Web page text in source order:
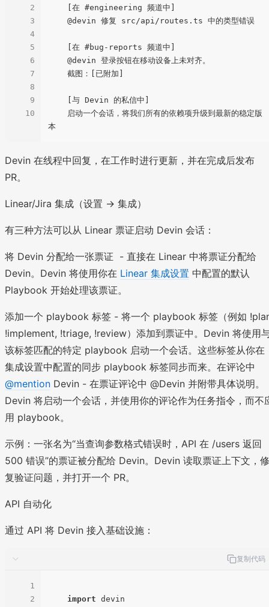
2
3
4
5
6
7
8
9
10
Devin 在线程中回复，在工作时进行更新，并在完成后发布
PR。
Linear/Jira 集成（设置 -> 集成）
有三种方法可以从 Linear 票证启动 Devin 会话：
将 Devin 分配给一张票证 - 直接在 Linear 中将票证分配给
Devin。Devin 将使用你在 Linear 集成设置 中配置的默认
Playbook 开始处理该票证。
添加一个 playbook 标签 - 将一个 playbook 标签（例如
!implement, !triage, !review）添加到票证中。Devin 将使用
该标签匹配的特定 playbook 启动一个会话。这些标签从你在
集成设置中配置的同步 playbook 标签同步而来。在评论中
@mention Devin - 在票证评论中 @Devin 并附带具体说明。
Devin 将启动一个会话，并使用你的评论作为任务指令，而不
用 playbook。
示例：一张名为“当查询参数格式错误时，API 在 /users 返回
500 错误”的票证被分配给 Devin。Devin 读取票证上下文，修
复验证问题，并打开一个 PR。
API 自动化
通过 API 将 Devin 接入基础设施：
复制代码
1
2
import devin